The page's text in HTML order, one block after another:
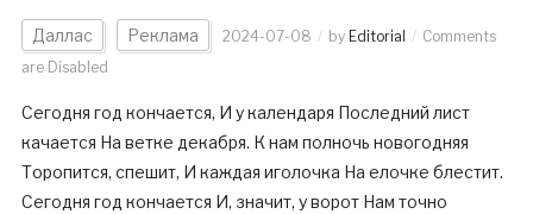
Даллас Реклама 2024-07-08 by Editorial
Comments
are Disabled
Сегодня год кончается, И у календаря Последний лист
качается На ветке декабря. К нам полночь новогодняя
Торопится, спешит, И каждая иголочка На елочке блестит.
Сегодня год кончается И, значит, у ворот Нам точно